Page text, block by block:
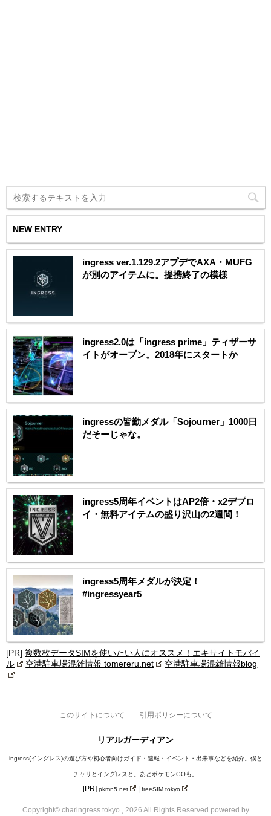
NEW ENTRY
ingress ver.1.129.2アプデでAXA・MUFG
が別のアイテムに。提携終了の模様
ingress2.0は「ingress prime」ティザーサ
イトがオープン。2018年にスタートか
ingressの皆勤メダル「Sojourner」1000日
だそーじゃな。
ingress5周年イベントはAP2倍・x2デプロ
イ・無料アイテムの盛り沢山の2週間！
ingress5周年メダルが決定！
#ingressyear5
[PR] 複数枚データSIMを使いたい人にオススメ！エキサイトモバイ
ル
空港駐車場混雑情報 tomereru.net 空港駐車場混雑情報blog
このサイトについて 引用ポリシーについて
リアルガーディアン
ingress(イングレス)の遊び方や初心者向けガイド・速報・イベント・出来事などを紹介。僕と
チャリとイングレスと。あとポケモンGOも。
[PR]pkmn5.net | freeSIM.tokyo
Copyright© charingress.tokyo , 2026 All Rights Reserved. powered by